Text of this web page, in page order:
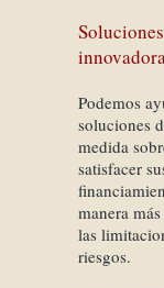
Podemos
soluciones
medida
satisfacer
manera
las
riesgos.